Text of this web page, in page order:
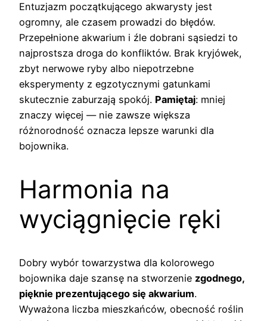
Entuzjazm początkującego akwarysty jest
ogromny, ale czasem prowadzi do błędów.
Przepełnione akwarium i źle dobrani sąsiedzi to
najprostsza droga do konfliktów. Brak kryjówek,
zbyt nerwowe ryby albo niepotrzebne
eksperymenty z egzotycznymi gatunkami
skutecznie zaburzają spokój. Pamiętaj: mniej
znaczy więcej — nie zawsze większa
różnorodność oznacza lepsze warunki dla
bojownika.
Harmonia na
wyciągnięcie ręki
Dobry wybór towarzystwa dla kolorowego
bojownika daje szansę na stworzenie zgodnego,
pięknie prezentującego się akwarium.
Wyważona liczba mieszkańców, obecność roślin